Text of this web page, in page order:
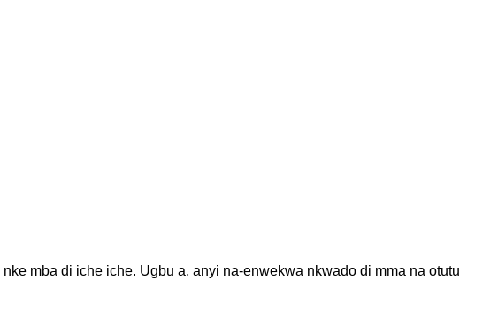
mba dị iche iche. Ugbu a, anyị na-enwekwa nkwado dị mma na ọtụtụ